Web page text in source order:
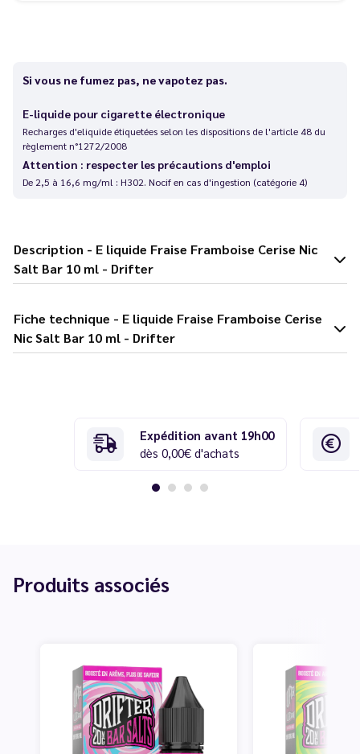
Si vous ne fumez pas, ne vapotez pas.
E-liquide pour cigarette électronique
Recharges d'eliquide étiquetées selon les dispositions de l'article 48 du
règlement n°1272/2008
Attention : respecter les précautions d'emploi
De 2,5 à 16,6 mg/ml : H302. Nocif en cas d'ingestion (catégorie 4)
Description - E liquide Fraise Framboise Cerise Nic
Salt Bar 10 ml - Drifter
Fiche technique - E liquide Fraise Framboise Cerise
Nic Salt Bar 10 ml - Drifter
Expédition avant 19h00
dès 0,00€ d'achats
Produits associés